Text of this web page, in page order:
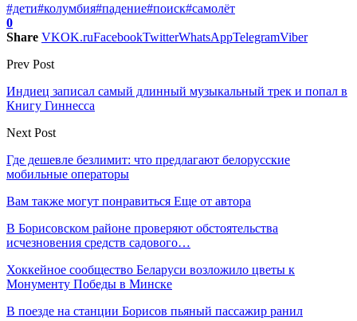
#дети#колумбия#падение#поиск#самолёт
0
Share VKOK.ruFacebookTwitterWhatsAppTelegramViber
Prev Post
Индиец записал самый длинный музыкальный трек и попал в
Книгу Гиннесса
Next Post
Где дешевле безлимит: что предлагают белорусские
мобильные операторы
Вам также могут понравиться Еще от автора
В Борисовском районе проверяют обстоятельства
исчезновения средств садового…
Хоккейное сообщество Беларуси возложило цветы к
Монументу Победы в Минске
В поезде на станции Борисов пьяный пассажир ранил